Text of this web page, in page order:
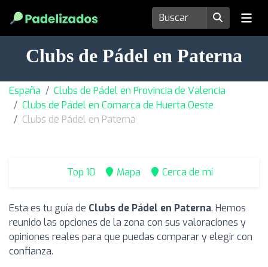
Clubs de Pádel en Paterna
España
Clubs de Pádel en Provincia de Valencia
Clubs de Pádel en Comarca de Huerta Oeste
Clubs de Pádel en Paterna
Top 10 Mapa Cerca de mí
Esta es tu guía de Clubs de Pádel en Paterna. Hemos
reunido las opciones de la zona con sus valoraciones y
opiniones reales para que puedas comparar y elegir con
confianza.